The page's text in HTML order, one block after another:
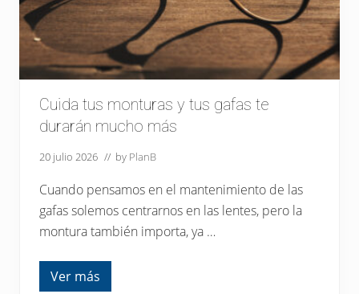
o
t
a
s
,
n
c
e
s
t
n
d
e
s
c
n
s
o
Cuida tus monturas y tus gafas te
durarán mucho más
20 julio 2026 // by PlanB
Cuando pensamos en el mantenimiento de las
gafas solemos centrarnos en las lentes, pero la
montura también importa, ya …
C
Ver más